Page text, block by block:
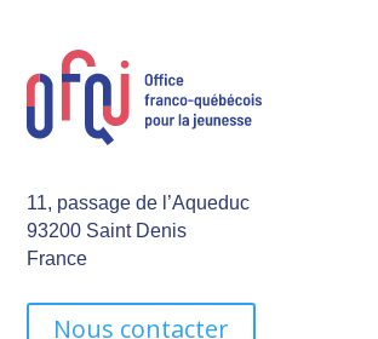
11, passage de l’Aqueduc
93200 Saint Denis
France
Nous contacter